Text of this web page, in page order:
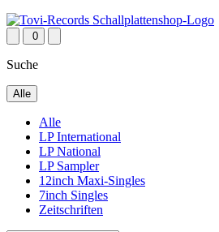
0
Suche
Alle
Alle
LP International
LP National
LP Sampler
12inch Maxi-Singles
7inch Singles
Zeitschriften